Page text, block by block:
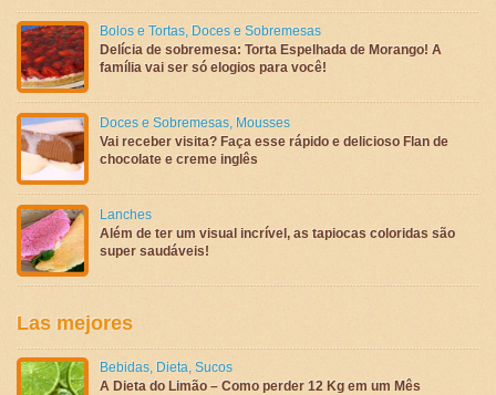
Bolos e Tortas, Doces e Sobremesas
Delícia de sobremesa: Torta Espelhada de Morango! A
família vai ser só elogios para você!
Doces e Sobremesas, Mousses
Vai receber visita? Faça esse rápido e delicioso Flan de
chocolate e creme inglês
Lanches
Além de ter um visual incrível, as tapiocas coloridas são
super saudáveis!
Las mejores
Bebidas, Dieta, Sucos
A Dieta do Limão – Como perder 12 Kg em um Mês